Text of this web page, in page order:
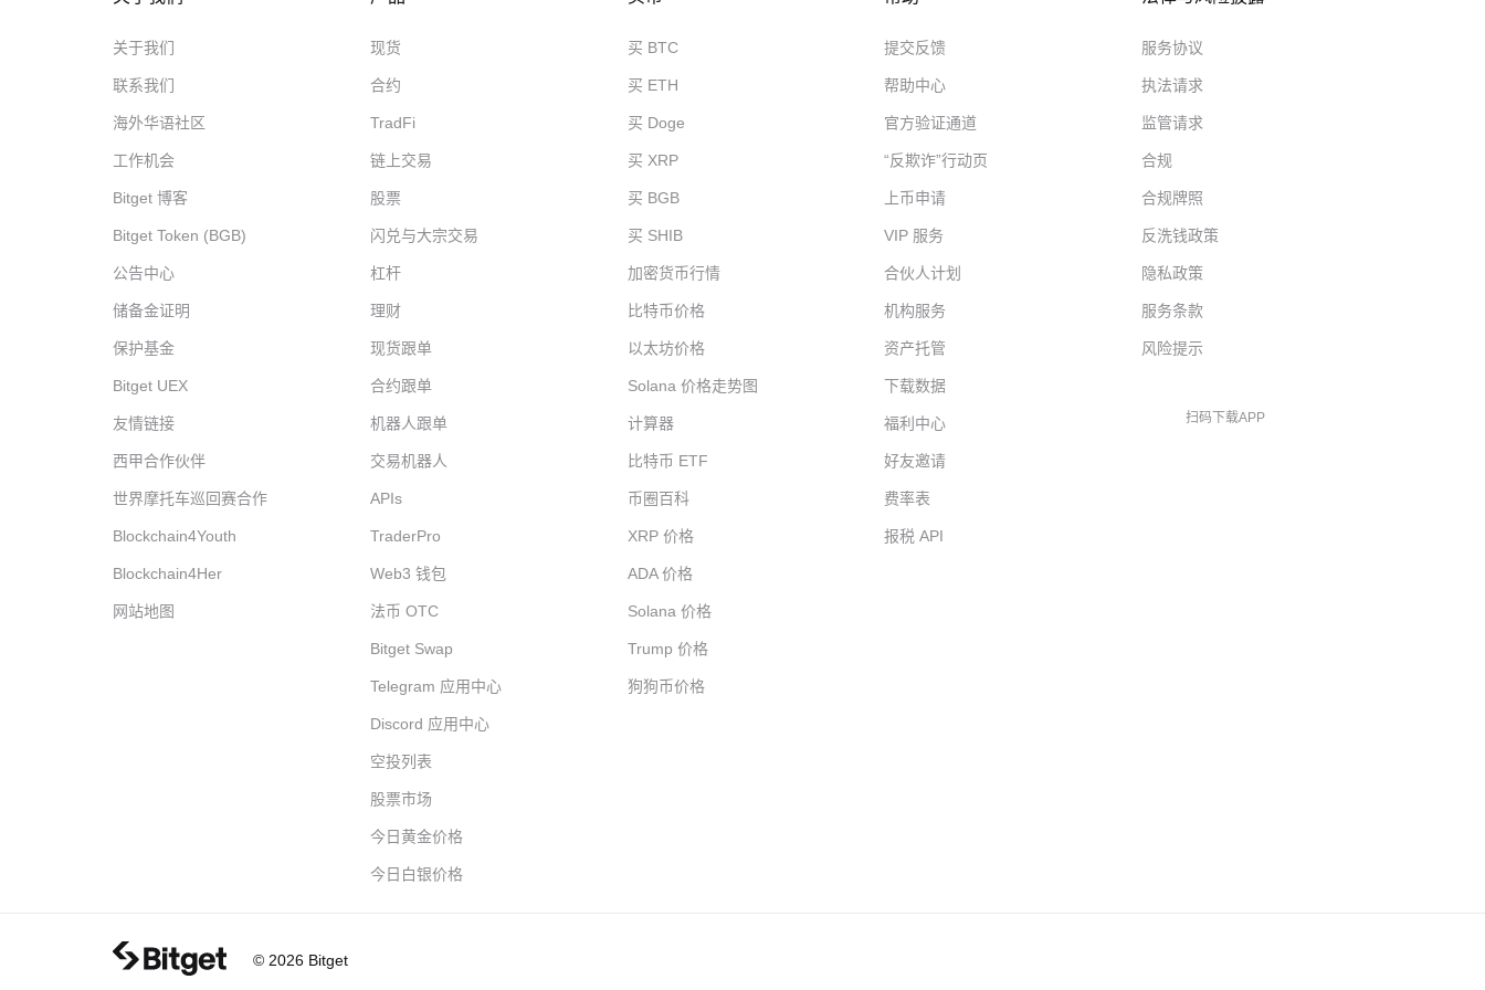
关于我们
联系我们
海外华语社区
工作机会
Bitget 博客
Bitget Token (BGB)
公告中心
储备金证明
保护基金
Bitget UEX
友情链接
西甲合作伙伴
世界摩托车巡回赛合作
Blockchain4Youth
Blockchain4Her
网站地图
现货
合约
TradFi
链上交易
股票
闪兑与大宗交易
杠杆
理财
现货跟单
合约跟单
机器人跟单
交易机器人
APIs
TraderPro
Web3 钱包
法币 OTC
Bitget Swap
Telegram 应用中心
Discord 应用中心
空投列表
股票市场
今日黄金价格
今日白银价格
买 BTC
买 ETH
买 Doge
买 XRP
买 BGB
买 SHIB
加密货币行情
比特币价格
以太坊价格
Solana 价格走势图
计算器
比特币 ETF
币圈百科
XRP 价格
ADA 价格
Solana 价格
Trump 价格
狗狗币价格
提交反馈
帮助中心
官方验证通道
“反欺诈”行动页
上币申请
VIP 服务
合伙人计划
机构服务
资产托管
下载数据
福利中心
好友邀请
费率表
报税 API
服务协议
执法请求
监管请求
合规
合规牌照
反洗钱政策
隐私政策
服务条款
风险提示
扫码下载APP
© 2026 Bitget